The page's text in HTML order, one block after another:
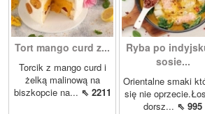
Tort mango curd z...
Torcik z mango curd i
żelką malinową na
biszkopcie na... ⇖ 2211
Ryba po
sosie...
Orientalne smaki
się nie
dorsz... ⇖ 995